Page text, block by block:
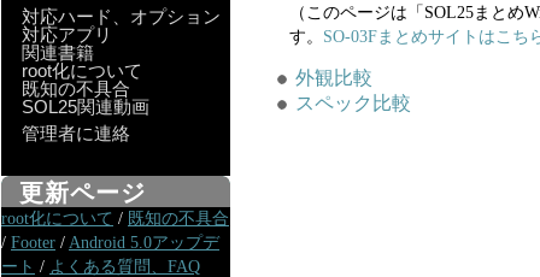
（このページは「SOL25まとめ
す。 SO-03Fまとめサイトはこち
外観比較
スペック比較
対応ハード、オプション
対応アプリ
関連書籍
root化について
既知の不具合
SOL25関連動画
管理者に連絡
更新ページ
root化について / 既知の不具合
/ Footer / Android 5.0アップデ
ート / よくある質問、FAQ